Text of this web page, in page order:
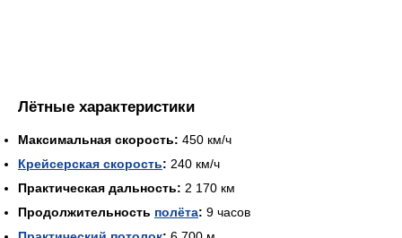
Лётные характеристики
Максимальная скорость: 450 км/ч
Крейсерская скорость: 240 км/ч
Практическая дальность: 2 170 км
Продолжительность полёта: 9 часов